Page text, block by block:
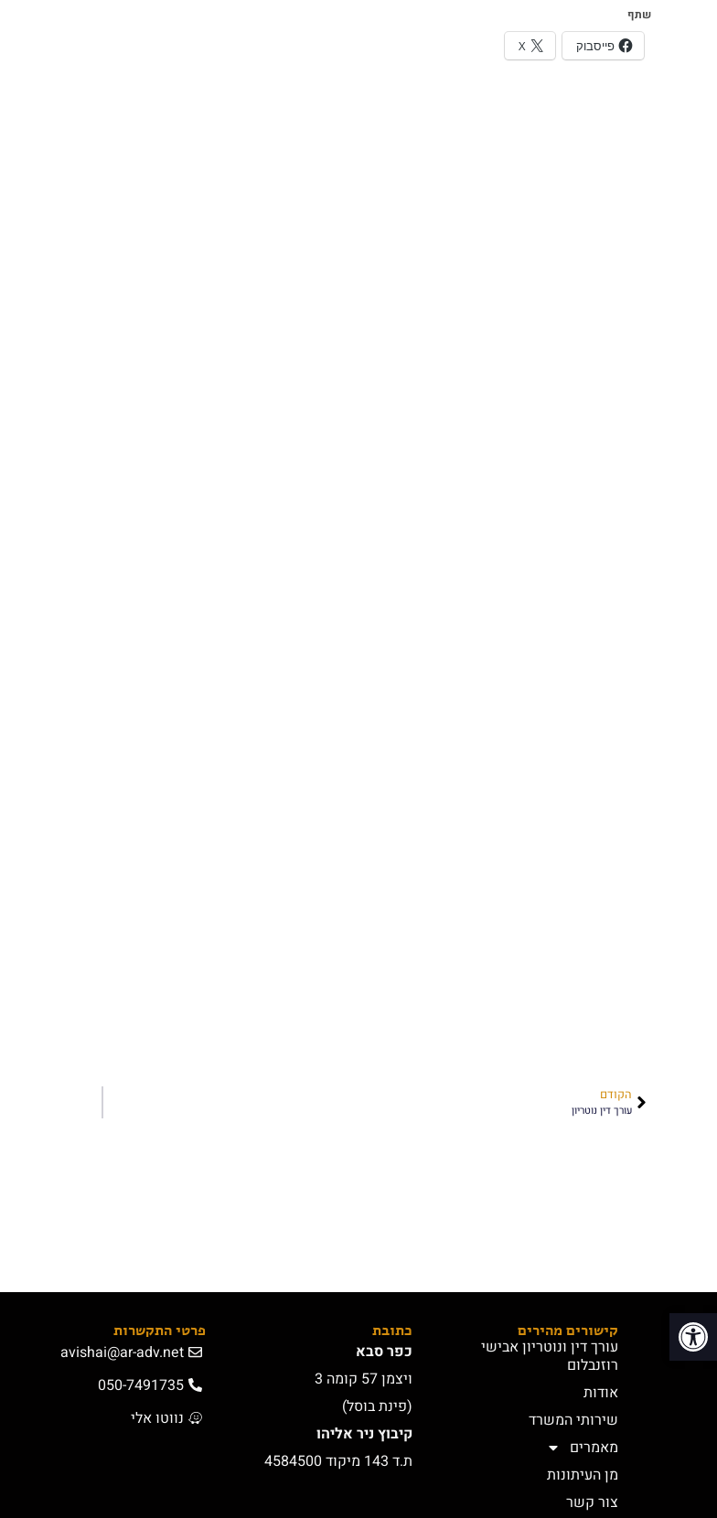
פתח סרגל נגישות
שתף
פייסבוק
X
הקודם
עורך דין נוטריון
קישורים מהירים
עורך דין ונוטריון אבישי
רוזנבלום
אודות
שירותי המשרד
מאמרים
מן העיתונות
צור קשר
כתובת
כפר סבא
ויצמן 57 קומה 3
(פינת בוסל)
קיבוץ ניר אליהו
ת.ד 143 מיקוד 4584500
פרטי התקשרות
avishai@ar-adv.net
050-7491735
נווטו אלי